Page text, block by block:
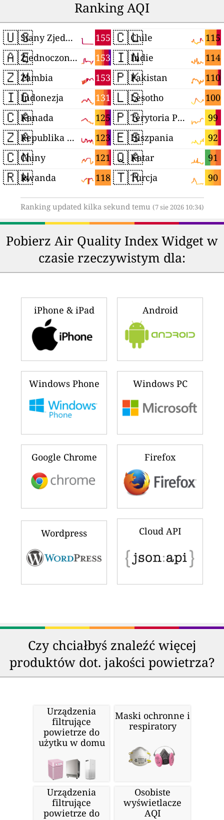
Ranking AQI
🇺🇸 155
Stany Zjednoczone
🇦🇪 153
Zjednoczone Emiraty Arabskie
🇿🇲 153
Zambia
🇮🇩 131
Indonezja
🇨🇦 125
Kanada
🇿🇦 123
Republika Południowej Afryki
🇨🇳 121
Chiny
🇷🇼 118
Rwanda
🇨🇱 115
Chile
🇮🇳 114
Indie
🇵🇰 110
Pakistan
🇱🇸 100
Lesotho
🇵🇸 99
Terytoria Palestyńskie
🇪🇸 92
Hiszpania
🇶🇦 91
Katar
🇹🇷 90
Turcja
Ranking updated kilka sekund temu (7 sie 2026 10:34)
Pobierz Air Quality Index Widget w
czasie rzeczywistym dla:
iPhone & iPad Android
Windows Phone Windows PC
Google Chrome Firefox
Wordpress Cloud API
Czy chciałbyś znaleźć więcej
produktów dot. jakości powietrza?
Urządzenia
filtrujące
powietrze do
użytku w domu
Maski ochronne i
respiratory
Urządzenia
filtrujące
powietrze do
Osobiste
wyświetlacze
AQI